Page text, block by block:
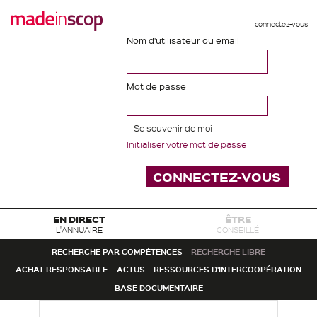
connectez-vous
Nom d'utilisateur ou email
Mot de passe
Se souvenir de moi
Initialiser votre mot de passe
EN DIRECT
L'ANNUAIRE
ÊTRE
CONSEILLÉ
RECHERCHE PAR COMPÉTENCES
RECHERCHE LIBRE
ACHAT RESPONSABLE
ACTUS
RESSOURCES D'INTERCOOPÉRATION
BASE DOCUMENTAIRE